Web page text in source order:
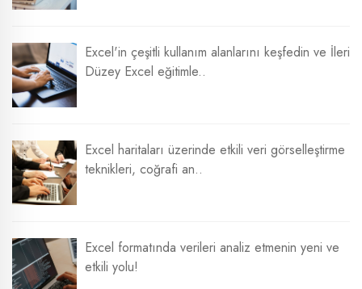
Excel'in çeşitli kullanım alanlarını keşfedin ve İleri
Düzey Excel eğitimle..
Excel haritaları üzerinde etkili veri görselleştirme
teknikleri, coğrafi an..
Excel formatında verileri analiz etmenin yeni ve
etkili yolu!